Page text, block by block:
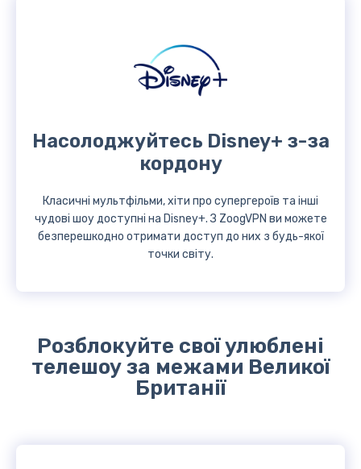
Насолоджуйтесь Disney+ з-за
кордону
Класичні мультфільми, хіти про супергероїв та інші
чудові шоу доступні на Disney+. З ZoogVPN ви можете
безперешкодно отримати доступ до них з будь-якої
точки світу.
Розблокуйте свої улюблені
телешоу за межами Великої
Британії